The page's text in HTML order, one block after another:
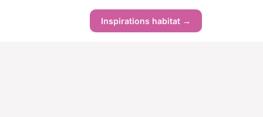
Inspirations habitat →